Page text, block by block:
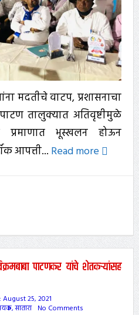
मदतीचे वाटप, प्रशासनाचा
तालुक्यात अतिवृष्टीमुळे
प्रमाणात भूस्खलन होऊन
आपत्ती... Read more
पाटणकर यांचे शेतकऱ्यांसह
August 25, 2021
,सातारा No Comments